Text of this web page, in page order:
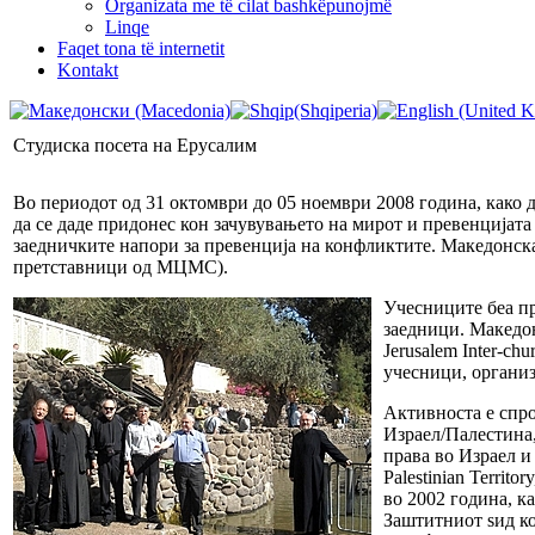
Organizata me të cilat bashkëpunojmë
Linqe
Faqet tona të internetit
Kontakt
Студиска посета на Ерусалим
Во периодот од 31 октомври до 05 ноември 2008 година, како
да се даде придонес кон зачувувањето на мирот и
заедничките напори за превенција на конфликтите.
претставници од МЦМС).
Учесниците беа
заедници.
Jerusalem Inter-
учесници,
Активноста е
Израел/
права во Израел
Palestinian
во 2002 година,
Заштитниот ѕид